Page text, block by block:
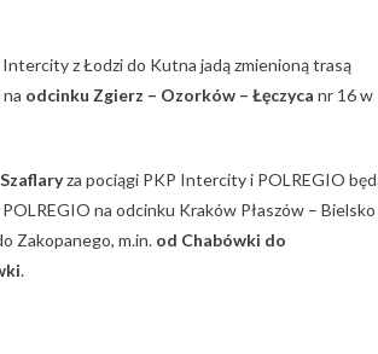
z Łodzi do Kutna jadą zmienioną trasą
odcinku Zgierz – Ozorków – Łęczyca nr 16 w
za pociągi PKP Intercity i POLREGIO
na odcinku Kraków Płaszów – Bielsko
Zakopanego, m.in. od Chabówki do
.